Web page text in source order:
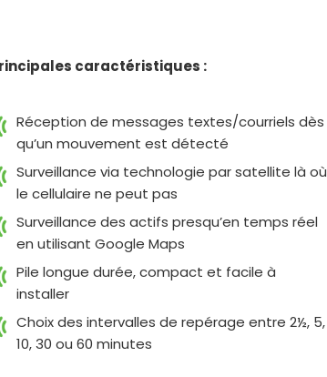
caractéristiques :
Réception de messages textes/courriels dès
qu’un mouvement est détecté
Surveillance via technologie par satellite là où
le cellulaire ne peut pas
Surveillance des actifs presqu’en temps réel
en utilisant Google Maps
Pile longue durée, compact et facile à
installer
Choix des intervalles de repérage entre 2½, 5,
10, 30 ou 60 minutes